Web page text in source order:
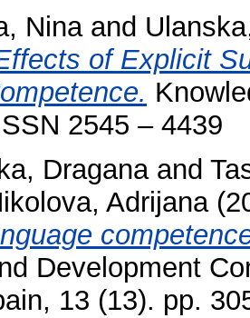
Ninaand
of Explicit
2545 – 4439
Draganaand
Adrijana
Development
13 (13). pp.